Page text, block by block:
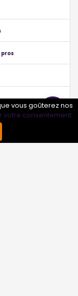
pros
vous goûterez nos
votre consentement